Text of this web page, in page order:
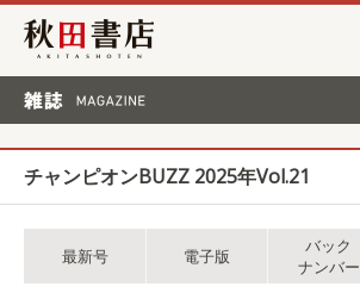
秋田書店
チャンピオンBUZZ 2025年Vol.21
最新号 電子版
バック
ナンバー